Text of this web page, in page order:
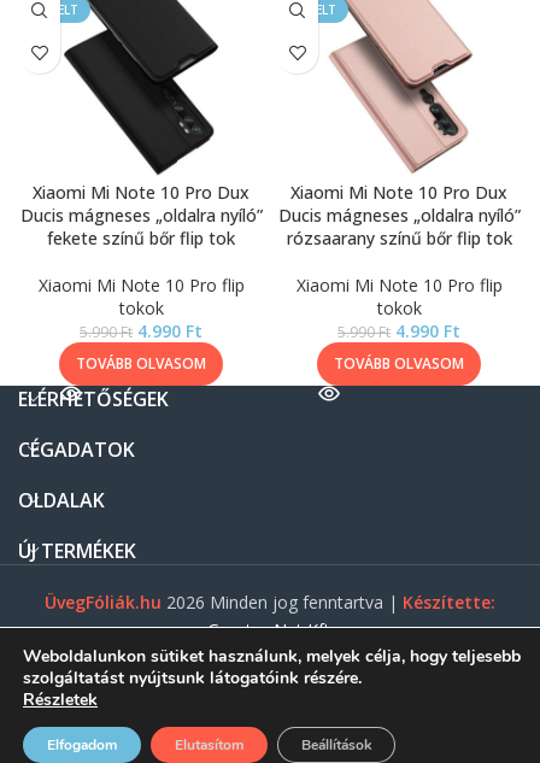
KIEMELT
Xiaomi Mi Note 10 Pro Dux
Ducis mágneses „oldalra nyíló”
fekete színű bőr flip tok
Xiaomi Mi Note 10 Pro flip
tokok
5.990Ft 4.990 Ft
TOVÁBB OLVASOM
KIEMELT
Xiaomi Mi Note 10 Pro Dux
Ducis mágneses „oldalra nyíló”
rózsaarany színű bőr flip tok
Xiaomi Mi Note 10 Pro flip
tokok
5.990Ft 4.990 Ft
TOVÁBB OLVASOM
ELÉRHETŐSÉGEK
CÉGADATOK
OLDALAK
ÚJ TERMÉKEK
ÜvegFóliák.hu 2026 Minden jog fenntartva | Készítette:
Gasztro Net Kft.
Weboldalunkon sütiket használunk, melyek célja, hogy teljesebb
szolgáltatást nyújtsunk látogatóink részére.
Részletek
Elfogadom Elutasítom Beállítások